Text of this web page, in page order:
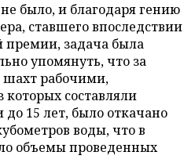
было, и благодаря гению
ставшего впоследствии
премии, задача была
упомянуть, что за
шахт рабочими,
составляли
15 лет, было откачано
воды, что в
объемы проведенных